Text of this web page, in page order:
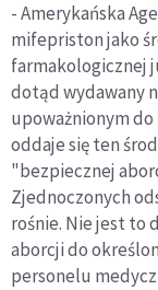
- Amerykańska
mifepriston jako
farmakologicznej
dotąd wydawany
upoważnionym
oddaje się ten
"bezpiecznej
Zjednoczonych
rośnie. Nie jest to
aborcji do
personelu